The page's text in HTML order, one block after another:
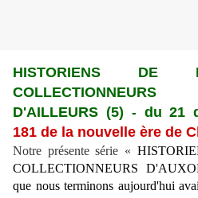
HISTORIENS DE
D'AILLEURS (5) - du 21
181 de la nouvelle ère de
Notre présente série «
COLLECTIONNEURS
que nous terminons aujourd'hui